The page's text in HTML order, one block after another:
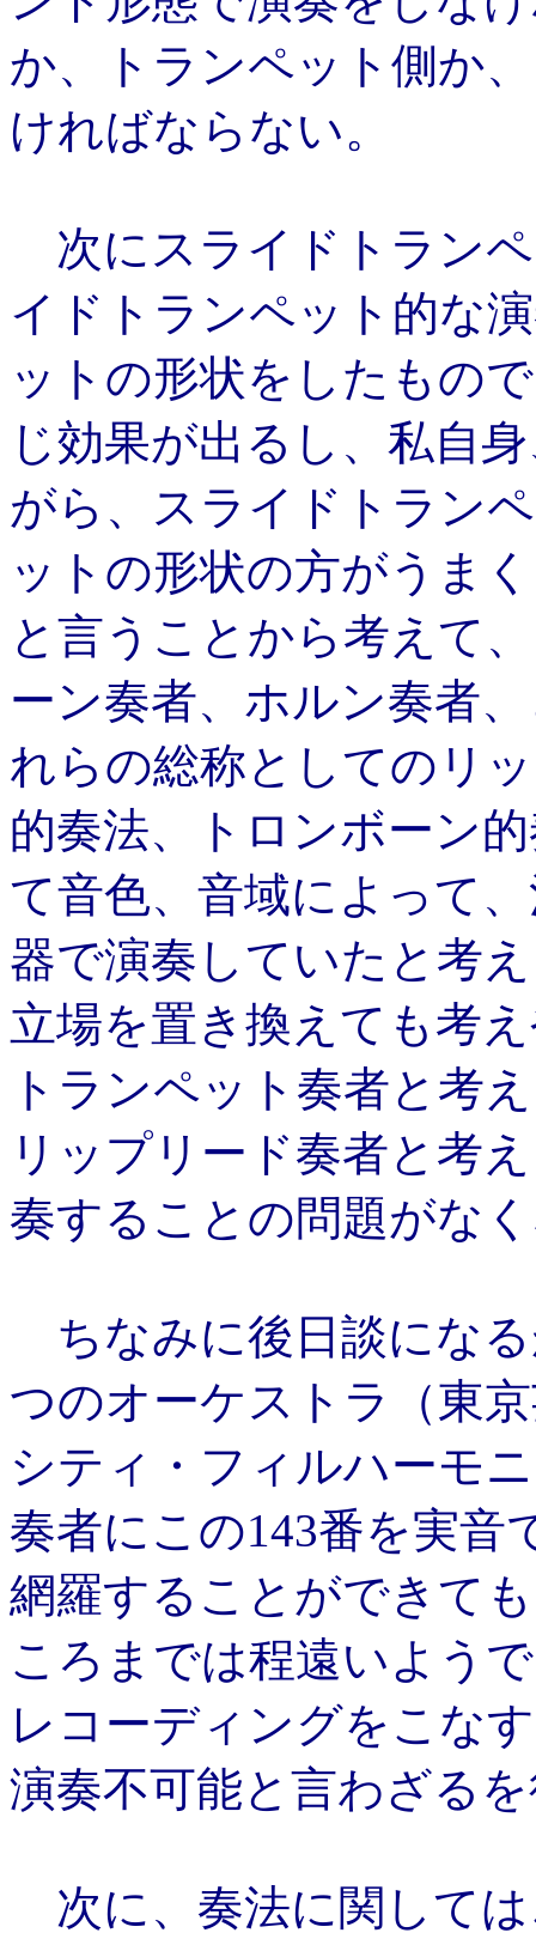
か、トランペット側か
ければならない。
次にスライドトラン
イドトランペット的な
ットの形状をしたもの
じ効果が出るし、私自
がら、スライドトラン
ットの形状の方がうま
と言うことから考えて
ーン奏者、ホルン奏者
れらの総称としてのリ
的奏法、トロンボーン
て音色、音域によって
器で演奏していたと考
立場を置き換えても考
トランペット奏者と考
リップリード奏者と考
奏することの問題がな
ちなみに後日談にな
つのオーケストラ（東
シティ・フィルハーモ
奏者にこの143番を実音
網羅することができて
ころまでは程遠いよう
レコーディングをこな
演奏不可能と言わざる
次に、奏法に関して